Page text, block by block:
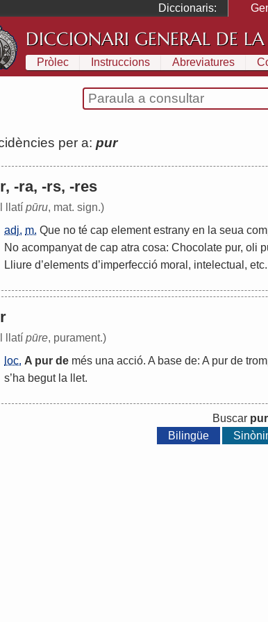
Diccionaris:
DICCIONARI GENERAL DE
Pròlec Instruccions Abreviatures
per a: pur
-ra, -rs, -res
llatí pūru, mat. sign.)
adj. m. Que no té cap element estrany en la seua
No acompanyat de cap atra cosa: Chocolate pur, oli
Lliure d’elements d’imperfecció moral , intelectual , etc.
llatí pūre, purament.)
loc. A pur de més una acció. A base de: A pur de
s’ha begut la llet.
Buscar pur
Bilingüe